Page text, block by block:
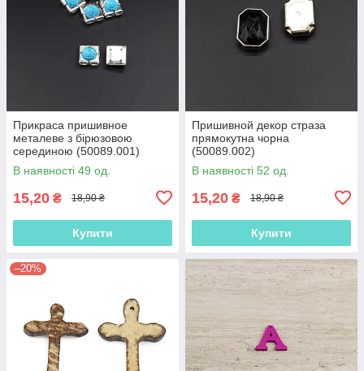
Прикраса пришивное
металеве з бірюзовою
серединою (50089.001)
В наявності 49 од.
15,20 ₴ 18,90 ₴
Купити
Пришивной декор страза
прямокутна чорна
(50089.002)
В наявності 52 од.
15,20 ₴ 18,90 ₴
Купити
–20%